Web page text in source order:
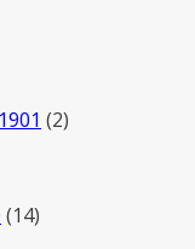
2товара
1414